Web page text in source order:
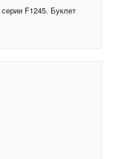
F1245. Буклет